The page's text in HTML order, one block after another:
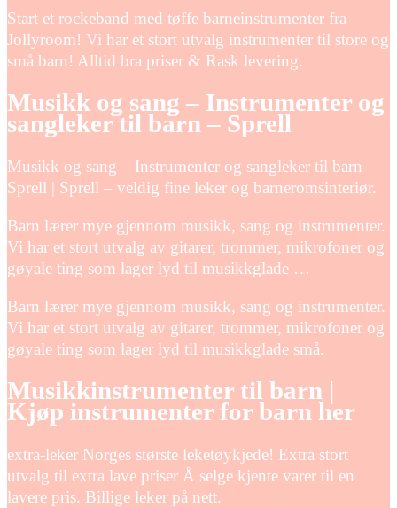
Start et rockeband med tøffe barneinstrumenter fra
Jollyroom! Vi har et stort utvalg instrumenter til store og
små barn! Alltid bra priser & Rask levering.
Musikk og sang – Instrumenter og
sangleker til barn – Sprell
Musikk og sang – Instrumenter og sangleker til barn –
Sprell | Sprell – veldig fine leker og barneromsinteriør.
Barn lærer mye gjennom musikk, sang og instrumenter.
Vi har et stort utvalg av gitarer, trommer, mikrofoner og
gøyale ting som lager lyd til musikkglade …
Barn lærer mye gjennom musikk, sang og instrumenter.
Vi har et stort utvalg av gitarer, trommer, mikrofoner og
gøyale ting som lager lyd til musikkglade små.
Musikkinstrumenter til barn |
Kjøp instrumenter for barn her
extra-leker Norges største leketøykjede! Extra stort
utvalg til extra lave priser Å selge kjente varer til en
lavere pris. Billige leker på nett.